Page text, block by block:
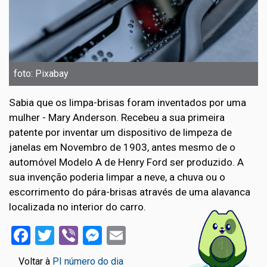
foto: Pixabay
Sabia que os limpa-brisas foram inventados por uma
mulher - Mary Anderson. Recebeu a sua primeira
patente por inventar um dispositivo de limpeza de
janelas em Novembro de 1903, antes mesmo de o
automóvel Modelo A de Henry Ford ser produzido. A
sua invenção poderia limpar a neve, a chuva ou o
escorrimento do pára-brisas através de uma alavanca
localizada no interior do carro.
Facebook
Twitter
ViberMessenger
Voltar à PI número do dia